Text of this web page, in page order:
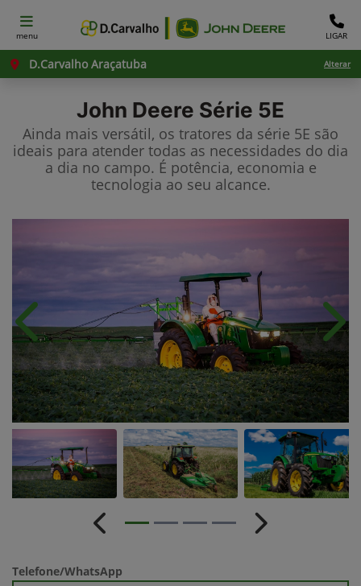
menu LIGAR
D.Carvalho Araçatuba Alterar
John Deere Série 5E
Ainda mais versátil, os tratores da série 5E são
ideais para atender todas as necessidades do dia
a dia no campo. É potência, economia e
tecnologia ao seu alcance.
Anterior
Anterior Próximo
Telefone/WhatsApp